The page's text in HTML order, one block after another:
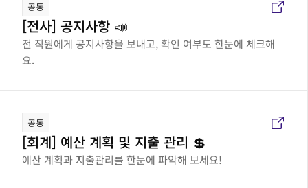
공통
[전사] 공지사항 📣
전 직원에게 공지사항을 보내고, 확인 여부도 한눈에 체크해
요.
공통
[회계] 예산 계획 및 지출 관리 💲
예산 계획과 지출관리를 한눈에 파악해 보세요!